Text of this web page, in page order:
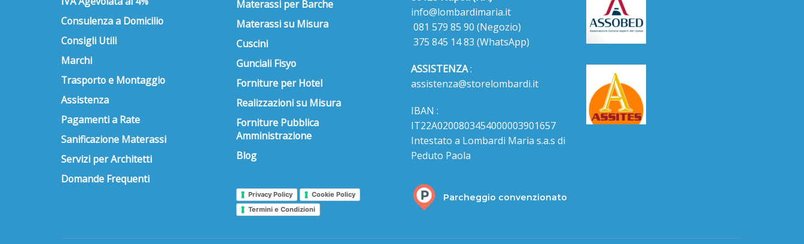
Consulenza a Domicilio
Consigli Utili
Marchi
Trasporto e Montaggio
Assistenza
Pagamenti a Rate
Sanificazione Materassi
Servizi per Architetti
Domande Frequenti
Materassi per Barche
Materassi su Misura
Cuscini
Gunciali Fisyo
Forniture per Hotel
Realizzazioni su Misura
Forniture Pubblica
Amministrazione
Blog
Privacy Policy
Cookie Policy
Termini e Condizioni
info@lombardimaria.it
081 579 85 90 (Negozio)
375 845 14 83 (WhatsApp)
ASSISTENZA:
assistenza@storelombardi.it
IBAN :
IT22A0200803454000003901657
Intestato a Lombardi Maria s.a.s di
Peduto Paola
Parcheggio convenzionato